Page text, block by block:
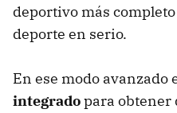
deportivo más
deporte en serio.
En ese modo avanzado
integradopara obtener